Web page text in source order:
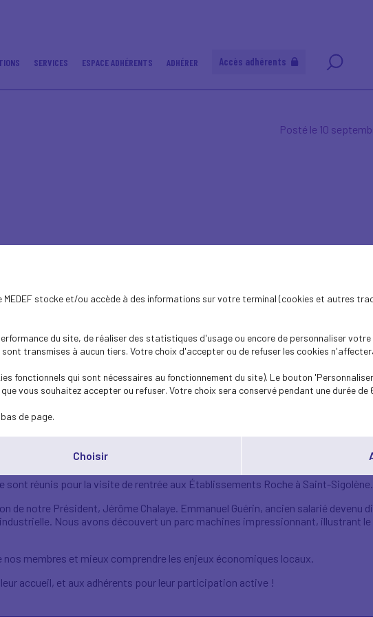
SERVICES ESPACE ADHÉRENTS ADHÉRER Accès adhérents
Posté le 10
1/8
de rentrée aux
à Saint-Sigolène
sont réunis pour la visite de rentrée aux Établissements Roche à Saint-Sigolène.
notre Président, Jérôme Chalaye. Emmanuel Guérin, ancien salarié devenu
Nous avons découvert un parc machines impressionnant, illustrant
membres et mieux comprendre les enjeux économiques locaux.
accueil, et aux adhérents pour leur participation active !
stocke et/ou accède à des informations sur votre terminal (cookies et autres
du site, de réaliser des statistiques d'usage ou encore de personnaliser
transmises à aucun tiers. Votre choix d'accepter ou de refuser les cookies
fonctionnels qui sont nécessaires au fonctionnement du site). Le bouton
vous souhaitez accepter ou refuser. Votre choix sera conservé pendant une durée de
bas de page.
Choisir